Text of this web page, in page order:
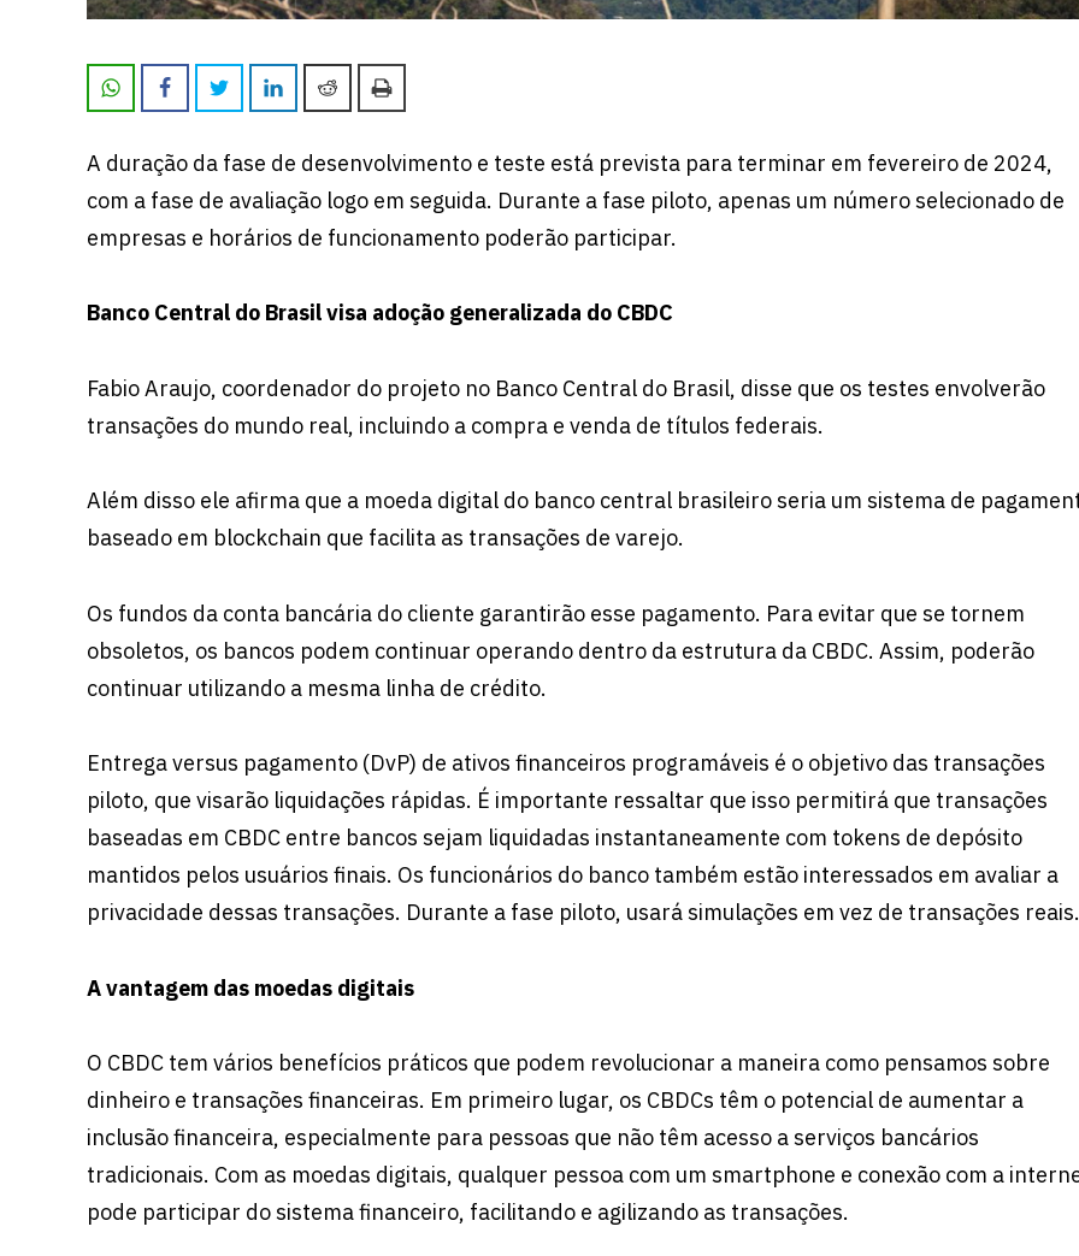
A duração da fase de desenvolvimento e teste está prevista para terminar em fevereiro de 2024,
com a fase de avaliação logo em seguida. Durante a fase piloto, apenas um número selecionado de
empresas e horários de funcionamento poderão participar.
Banco Central do Brasil visa adoção generalizada do CBDC
Fabio Araujo, coordenador do projeto no Banco Central do Brasil, disse que os testes envolverão
transações do mundo real, incluindo a compra e venda de títulos federais.
Além disso ele afirma que a moeda digital do banco central brasileiro seria um sistema de
baseado em blockchain que facilita as transações de varejo.
Os fundos da conta bancária do cliente garantirão esse pagamento. Para evitar que se tornem
obsoletos, os bancos podem continuar operando dentro da estrutura da CBDC. Assim, poderão
continuar utilizando a mesma linha de crédito.
Entrega versus pagamento (DvP) de ativos financeiros programáveis ​​é o objetivo das transações
piloto, que visarão liquidações rápidas. É importante ressaltar que isso permitirá que transações
baseadas em CBDC entre bancos sejam liquidadas instantaneamente com tokens de depósito
mantidos pelos usuários finais. Os funcionários do banco também estão interessados ​​em avaliar a
privacidade dessas transações. Durante a fase piloto, usará simulações em vez de transações reais.
A vantagem das moedas digitais
O CBDC tem vários benefícios práticos que podem revolucionar a maneira como pensamos sobre
dinheiro e transações financeiras. Em primeiro lugar, os CBDCs têm o potencial de aumentar a
inclusão financeira, especialmente para pessoas que não têm acesso a serviços bancários
tradicionais. Com as moedas digitais, qualquer pessoa com um smartphone e conexão com a
pode participar do sistema financeiro, facilitando e agilizando as transações.